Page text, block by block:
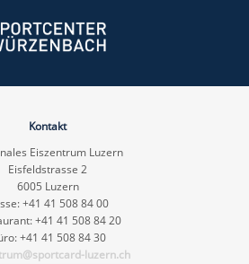
Kontakt
Eiszentrum Luzern
Eisfeldstrasse 2
6005 Luzern
+41 41 508 84 00
+41 41 508 84 20
+41 41 508 84 30
luzern.ch